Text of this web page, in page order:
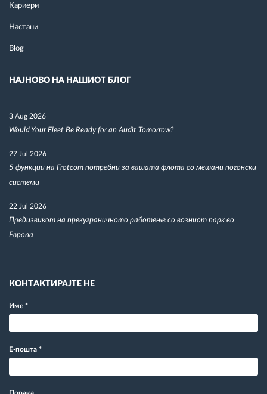
Кариери
Настани
Blog
НАЈНОВО НА НАШИОТ БЛОГ
3 Aug 2026
Would Your Fleet Be Ready for an Audit Tomorrow?
27 Jul 2026
5 функции на Frotcom потребни за вашата флота со мешани погонски
системи
22 Jul 2026
Предизвикот на прекуграничното работење со возниот парк во
Европа
КОНТАКТИРАЈТЕ НЕ
Име *
Е-пошта *